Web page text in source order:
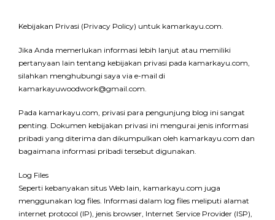
Kebijakan Privasi (Privacy Policy) untuk kamarkayu.com.
Jika Anda memerlukan informasi lebih lanjut atau memiliki
pertanyaan lain tentang kebijakan privasi pada kamarkayu.com,
silahkan menghubungi saya via e-mail di
kamarkayuwoodwork@gmail.com.
Pada kamarkayu.com, privasi para pengunjung blog ini sangat
penting. Dokumen kebijakan privasi ini mengurai jenis informasi
pribadi yang diterima dan dikumpulkan oleh kamarkayu.com dan
bagaimana informasi pribadi tersebut digunakan.
Log Files
Seperti kebanyakan situs Web lain, kamarkayu.com juga
menggunakan log files. Informasi dalam log files meliputi alamat
internet protocol (IP), jenis browser, Internet Service Provider (ISP),